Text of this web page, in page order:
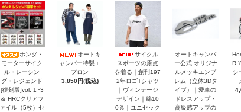
ホンダ・
モーターサイク
ル・レーシン
グ・レジェンド
[復刻版]vol. 1~3
＆ HRCクリアフ
ァイル（5枚）セ
オートキ
ャンパー特製エ
プロン
3,850円(税込)
サイクル
スポーツの原点
を着る｜創刊197
2年ロゴTシャツ
｜ヴィンテージ
デザイン｜綿10
0％｜ユニセック
オートキャンパ
ー公式 オリジナ
ルメッキエンブ
レム（立体3Dタ
イプ）｜愛車の
ドレスアップ・
高級感アップの
R
シ